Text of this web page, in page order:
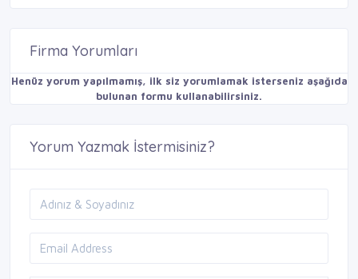
Firma Yorumları
Henüz yorum yapılmamış, ilk siz yorumlamak isterseniz aşağıda
bulunan formu kullanabilirsiniz.
Yorum Yazmak İstermisiniz?